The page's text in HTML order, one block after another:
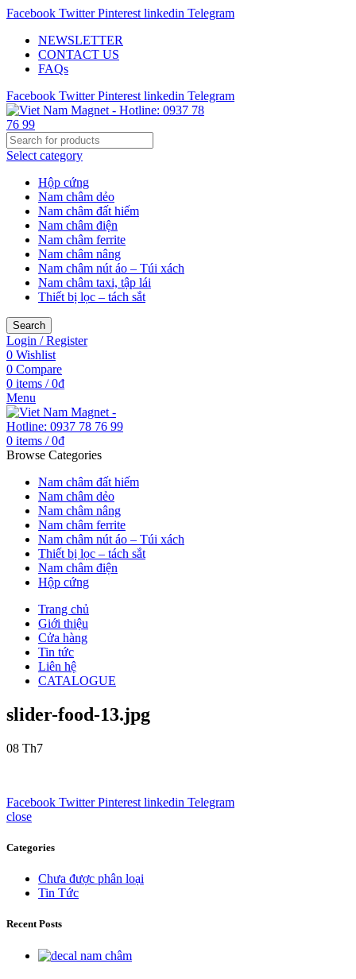
Facebook Twitter Pinterest linkedin Telegram
NEWSLETTER
CONTACT US
FAQs
Facebook Twitter Pinterest linkedin Telegram
Select category
Hộp cứng
Nam châm dẻo
Nam châm đất hiếm
Nam châm điện
Nam châm ferrite
Nam châm nâng
Nam châm nút áo – Túi xách
Nam châm taxi, tập lái
Thiết bị lọc – tách sắt
Search
Login / Register
0 Wishlist
0 Compare
0 items / 0₫
Menu
0 items / 0₫
Browse Categories
Nam châm đất hiếm
Nam châm dẻo
Nam châm nâng
Nam châm ferrite
Nam châm nút áo – Túi xách
Thiết bị lọc – tách sắt
Nam châm điện
Hộp cứng
Trang chủ
Giới thiệu
Cửa hàng
Tin tức
Liên hệ
CATALOGUE
slider-food-13.jpg
08 Th7
Facebook Twitter Pinterest linkedin Telegram
close
Categories
Chưa được phân loại
Tin Tức
Recent Posts